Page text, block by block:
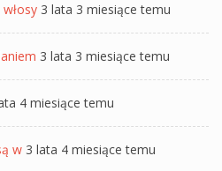
3 lata 3 miesiące temu
3 lata 3 miesiące temu
4 miesiące temu
w 3 lata 4 miesiące temu